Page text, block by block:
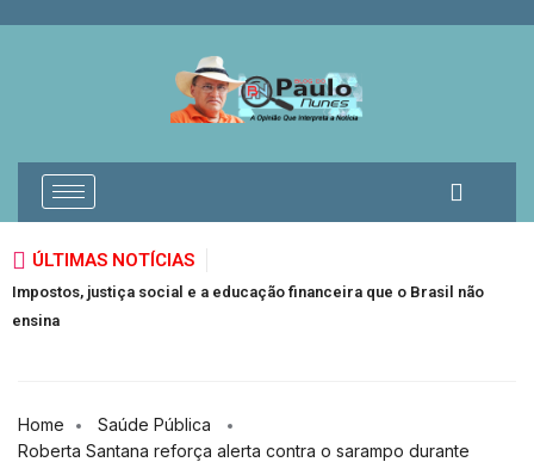
ÚLTIMAS NOTÍCIAS
Impostos, justiça social e a educação financeira que o Brasil não
ensina
Home
Saúde Pública
Roberta Santana reforça alerta contra o sarampo durante